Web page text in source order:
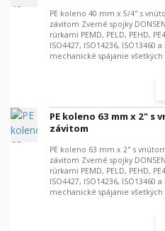
PE koleno 40 mm x 5/4" s
závitom Zverné spojky
rúrkami PEMD, PELD, PEHD,
ISO4427, ISO14236, ISO13460
mechanické spájanie
PE koleno 63 mm x 2" s
závitom
PE koleno 63 mm x 2" s
závitom Zverné spojky
rúrkami PEMD, PELD, PEHD,
ISO4427, ISO14236, ISO13460
mechanické spájanie